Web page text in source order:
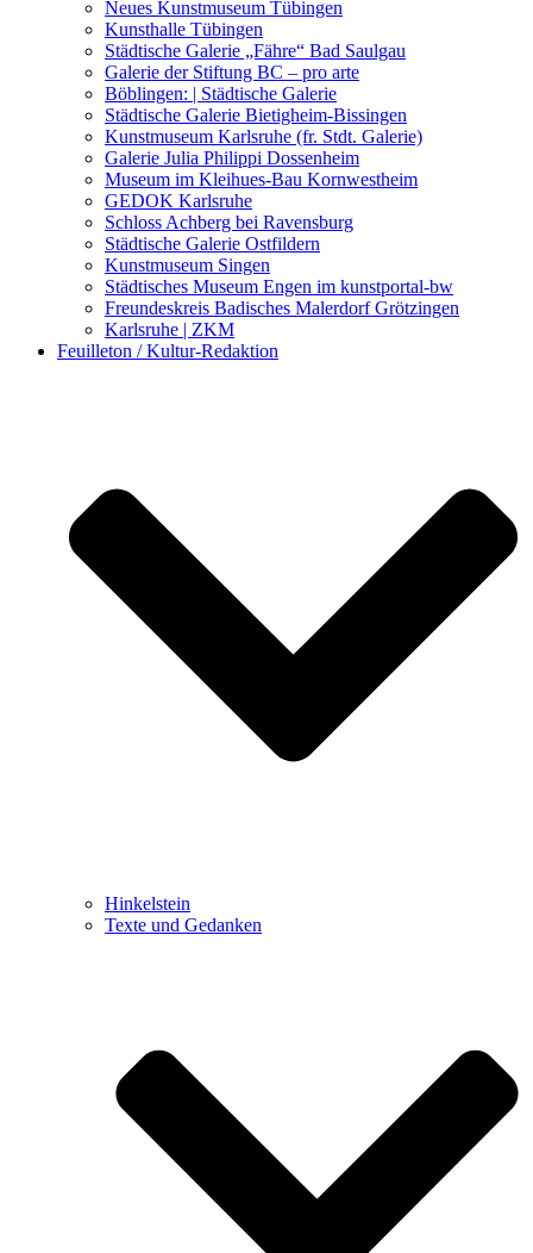
Kunstwettbewerbe, Ausschreibungen für Künstler
Neues Kunstmuseum Tübingen
Kunsthalle Tübingen
Städtische Galerie „Fähre“ Bad Saulgau
Galerie der Stiftung BC – pro arte
Böblingen: | Städtische Galerie
Städtische Galerie Bietigheim-Bissingen
Kunstmuseum Karlsruhe (fr. Stdt. Galerie)
Galerie Julia Philippi Dossenheim
Museum im Kleihues-Bau Kornwestheim
GEDOK Karlsruhe
Schloss Achberg bei Ravensburg
Städtische Galerie Ostfildern
Kunstmuseum Singen
Städtisches Museum Engen im kunstportal-bw
Freundeskreis Badisches Malerdorf Grötzingen
Karlsruhe | ZKM
Feuilleton / Kultur-Redaktion
Hinkelstein
Texte und Gedanken